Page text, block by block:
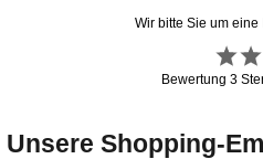
Wir bitte Sie um
Bewertung3
Unsere Shopping-